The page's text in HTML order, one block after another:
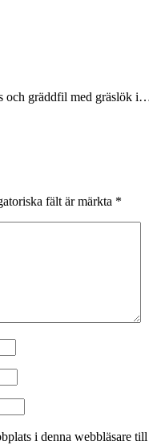
gräddfil med gräslök
fält är märkta *
i denna webbläsare